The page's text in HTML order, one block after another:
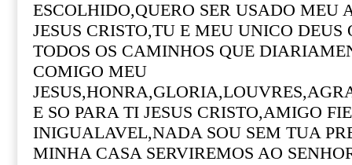
ESCOLHIDO,QUERO SER USADO MEU
JESUS CRISTO,TU E MEU UNICO DEUS
TODOS OS CAMINHOS QUE
COMIGO MEU
E SO PARA TI JESUS CRISTO,AMIGO
INIGUALAVEL,NADA SOU SEM TUA
MINHA CASA SERVIREMOS AO